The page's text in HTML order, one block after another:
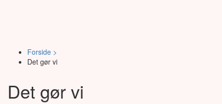
Forside >
Det gør vi
Det gør vi